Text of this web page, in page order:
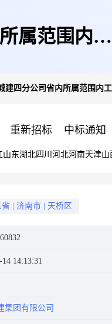
属范围内工
建四分公司省内所属范围内
重新招标 中标通知
山东湖北四川 河北河南天津山
省 济南市 天桥区
14 14:13:31
集团有限公司